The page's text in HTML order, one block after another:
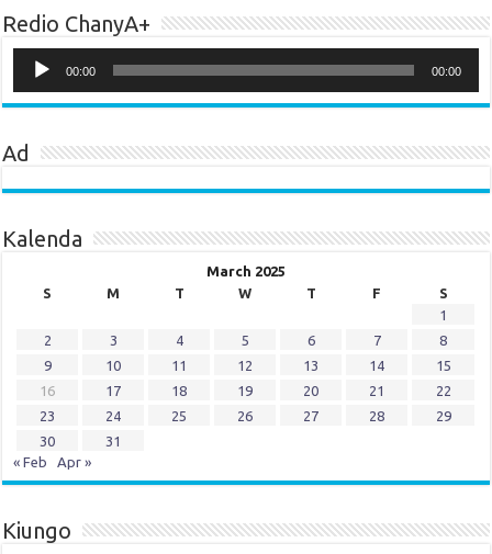
Redio ChanyA+
Player
00:00 00:00
Ad
Kalenda
March 2025
S
M T W T F
S
1
2
3 4 5 6 7
8
9
10 11 12 13 14
15
16
17 18 19 20 21
22
23
24 25 26 27 28
29
30
31
« Feb
Apr »
Kiungo